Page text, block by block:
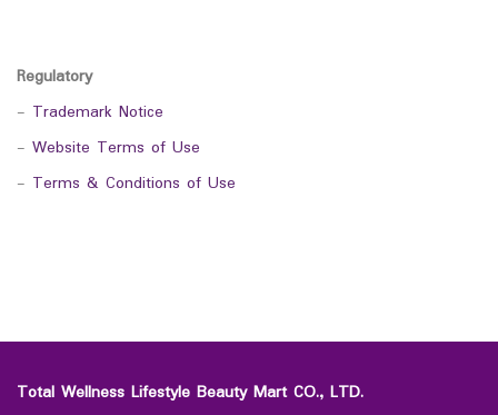
Regulatory
- Trademark Notice
- Website Terms of Use
- Terms & Conditions of Use
Total Wellness Lifestyle Beauty Mart CO., LTD.